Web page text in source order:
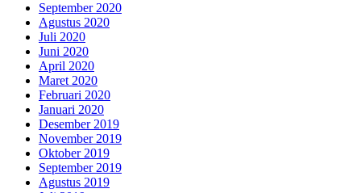
September 2020
Agustus 2020
Juli 2020
Juni 2020
April 2020
Maret 2020
Februari 2020
Januari 2020
Desember 2019
November 2019
Oktober 2019
September 2019
Agustus 2019